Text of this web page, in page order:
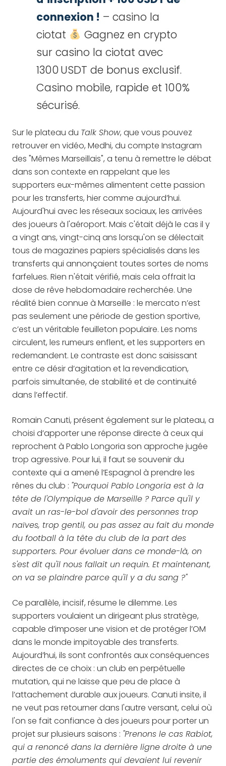
connexion ! – casino la
ciotat
Gagnez en crypto
sur casino la ciotat avec
1300 USDT de bonus exclusif.
Casino mobile, rapide et 100%
sécurisé.
Sur le plateau du Talk Show, que vous pouvez
retrouver en vidéo, Medhi, du compte Instagram
des "Mêmes Marseillais", a tenu à remettre le débat
dans son contexte en rappelant que les
supporters eux-mêmes alimentent cette passion
pour les transferts, hier comme aujourd’hui.
Aujourd'hui avec les réseaux sociaux, les arrivées
des joueurs à l'aéroport. Mais c'était déjà le cas il y
a vingt ans, vingt-cinq ans lorsqu'on se délectait
tous de magazines papiers spécialisés dans les
transferts qui annonçaient toutes sortes de noms
farfelues. Rien n'était vérifié, mais cela offrait la
dose de rêve hebdomadaire recherchée. Une
réalité bien connue à Marseille : le mercato n’est
pas seulement une période de gestion sportive,
c’est un véritable feuilleton populaire. Les noms
circulent, les rumeurs enflent, et les supporters en
redemandent. Le contraste est donc saisissant
entre ce désir d’agitation et la revendication,
parfois simultanée, de stabilité et de continuité
dans l’effectif.
Romain Canuti, présent également sur le plateau, a
choisi d’apporter une réponse directe à ceux qui
reprochent à Pablo Longoria son approche jugée
trop agressive. Pour lui, il faut se souvenir du
contexte qui a amené l’Espagnol à prendre les
rênes du club : "Pourquoi Pablo Longoria est à la
tête de l'Olympique de Marseille ? Parce qu'il y
avait un ras-le-bol d'avoir des personnes trop
naïves, trop gentil, ou pas assez au fait du monde
du football à la tête du club de la part des
supporters. Pour évoluer dans ce monde-là, on
s'est dit qu'il nous fallait un requin. Et maintenant,
on va se plaindre parce qu'il y a du sang ?"
Ce parallèle, incisif, résume le dilemme. Les
supporters voulaient un dirigeant plus stratège,
capable d’imposer une vision et de protéger l’OM
dans le monde impitoyable des transferts.
Aujourd’hui, ils sont confrontés aux conséquences
directes de ce choix : un club en perpétuelle
mutation, qui ne laisse que peu de place à
l’attachement durable aux joueurs. Canuti insite, il
ne veut pas retourner dans l'autre versant, celui où
l'on se fait confiance à des joueurs pour porter un
projet sur plusieurs saisons : "Prenons le cas Rabiot,
qui a renoncé dans la dernière ligne droite à une
partie des émoluments qui devaient lui revenir